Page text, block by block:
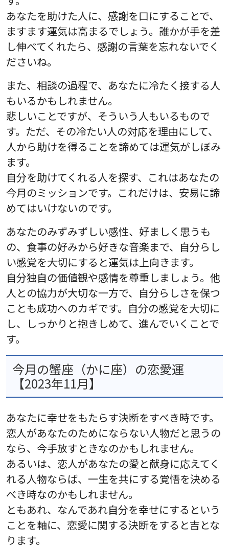
あなたを助けた人に、感謝を口にすることで、
ますます運気は高まるでしょう。誰かが手を差
し伸べてくれたら、感謝の言葉を忘れないでく
ださいね。
また、相談の過程で、あなたに冷たく接する人
もいるかもしれません。
悲しいことですが、そういう人もいるもので
す。ただ、その冷たい人の対応を理由にして、
人から助けを得ることを諦めては運気がしぼみ
ます。
自分を助けてくれる人を探す、これはあなたの
今月のミッションです。これだけは、安易に諦
めてはいけないのです。
あなたのみずみずしい感性、好ましく思うも
の、食事の好みから好きな音楽まで、自分らし
い感覚を大切にすると運気は上向きます。
自分独自の価値観や感情を尊重しましょう。他
人との協力が大切な一方で、自分らしさを保つ
ことも成功へのカギです。自分の感覚を大切に
し、しっかりと抱きしめて、進んでいくことで
す。
今月の蟹座（かに座）の恋愛運
【2023年11月】
あなたに幸せをもたらす決断をすべき時です。
恋人があなたのためにならない人物だと思うの
なら、今手放すときなのかもしれません。
あるいは、恋人があなたの愛と献身に応えてく
れる人物ならば、一生を共にする覚悟を決める
べき時なのかもしれません。
ともあれ、なんであれ自分を幸せにするという
ことを軸に、恋愛に関する決断をすると吉とな
ります。